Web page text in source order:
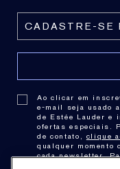
Sem fragrância
Adequado para
Ao clicar em
e-mail seja usado
de Estée Lauder e
ofertas especiais.
de contato, clique
qualquer momento
cada newsletter.